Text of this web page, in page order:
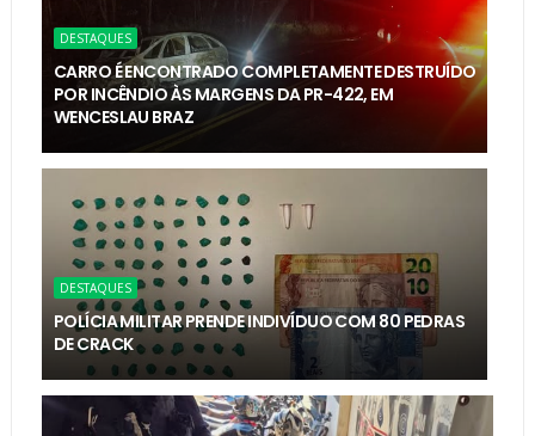
DESTAQUES
CARRO É ENCONTRADO COMPLETAMENTE DESTRUÍDO
POR INCÊNDIO ÀS MARGENS DA PR-422, EM
WENCESLAU BRAZ
DESTAQUES
POLÍCIA MILITAR PRENDE INDIVÍDUO COM 80 PEDRAS
DE CRACK